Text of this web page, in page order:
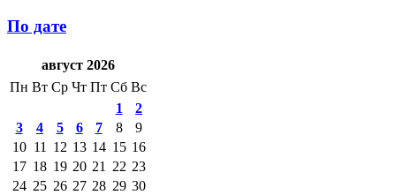
По дате
август 2026
Пн Вт Ср Чт Пт Сб Вс
1
2
3
4 5 6 7 8
9
10 11 12 13 14 15 16
17 18 19 20 21 22 23
24 25 26 27 28 29 30